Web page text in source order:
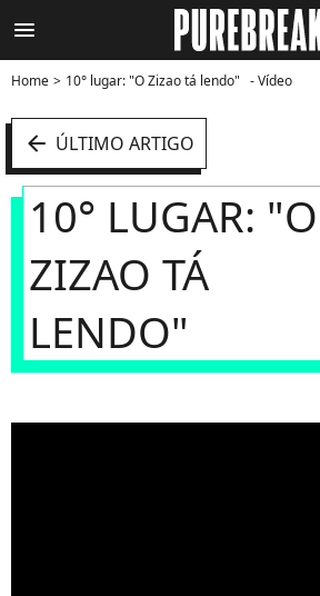
menu
Home 10° lugar: "O Zizao tá lendo" - Vídeo
arrow_left ÚLTIMO ARTIGO
10° LUGAR: "O
ZIZAO TÁ
LENDO"